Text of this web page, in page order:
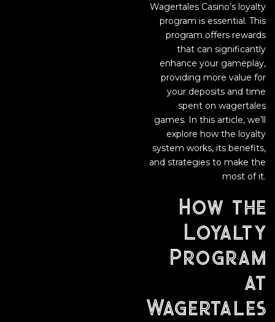
Wagertales Casino’s loyalty
program is essential. This
program offers rewards
that can significantly
enhance your gameplay,
providing more value for
your deposits and time
spent on wagertales
games. In this article, we’ll
explore how the loyalty
system works, its benefits,
and strategies to make the
most of it.
How the
Loyalty
Program
at
Wagertales